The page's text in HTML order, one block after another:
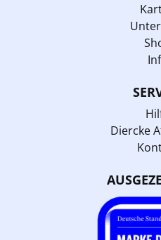
Diercke